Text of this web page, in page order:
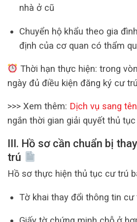
nhà ở cũ
Chuyển hộ khẩu theo gia
định của cơ quan có thẩm
Thời hạn thực hiện: trong
ngày đủ điều kiện đăng ký cư
>>> Xem thêm: Dịch vụ sang
ngắn thời gian giải quyết thủ
III. Hồ sơ cần chuẩn bị
trú
Hồ sơ thực hiện thủ tục cư trú
Tờ khai thay đổi thông tin cư